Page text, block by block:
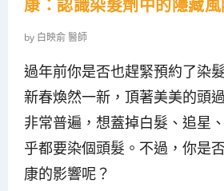
康：認識染髮劑中的隱藏
by 白映俞 醫師
過年前你是否也趕緊預約了染
新春煥然一新，頂著美美的頭
非常普遍，想蓋掉白髮、追星
乎都要染個頭髮。不過，你是
康的影響呢？